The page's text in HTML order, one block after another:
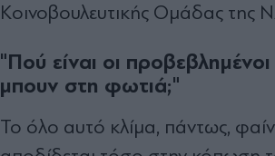
Κοινοβουλευτικής Οµάδας της
"Πού είναι οι
μπουν στη φωτιά;"
Το όλο αυτό κλίμα, πάντως,